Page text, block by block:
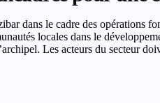
dans le cadre des opérations
locales dans le
Les acteurs du secteur